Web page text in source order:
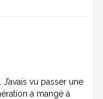
vu passer une
a mangé à